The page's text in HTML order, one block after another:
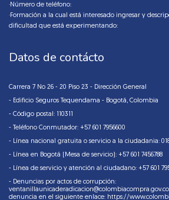
·Número de teléfono:
·Formación a la cual está interesado ingresar y
dificultad que está experimentando:
Datos de contácto
Carrera 7 No 26 - 20 Piso 23 - Dirección General
- Edificio Seguros Tequendama - Bogotá, Colombia
- Código postal: 110311
- Teléfono Conmutador: +57 601 7956600
- Línea nacional gratuita o servicio a la ciudadania:
- Línea en Bogotá (Mesa de servicio): +57 601 7456788
- Línea de servicio y atención al ciudadano: +57 601
- Denuncias por actos de corrupción:
denuncia en el siguiente enlace: https://